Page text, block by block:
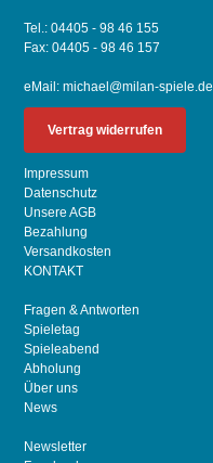
Tel.: 04405 - 98 46 155
Fax: 04405 - 98 46 157
eMail:michael@milan-spiele.de
Vertrag widerrufen
Impressum
Datenschutz
Unsere AGB
Bezahlung
Versandkosten
KONTAKT
Fragen & Antworten
Spieletag
Spieleabend
Abholung
Über uns
News
Newsletter